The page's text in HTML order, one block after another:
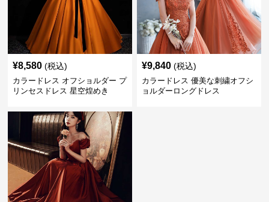
¥8,580 (税込)
カラードレス オフショルダー プ
リンセスドレス 星空煌めき
¥9,840 (税込)
カラードレス 優美な刺繍オフシ
ョルダーロングドレス